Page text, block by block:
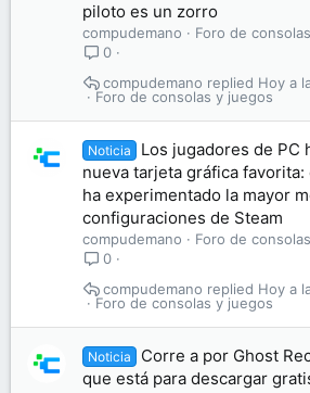
piloto es un zorro
compudemano
Foro de
0
Foro de consolas y juegos
Hoy a
compudemano
Noticia
Los jugadores de PC
nueva tarjeta gráfica
ha experimentado la mayor
configuraciones de Steam
compudemano
Foro de
0
Foro de consolas y juegos
Hoy a
compudemano
Noticia
Corre a por Ghost
que está para descargar